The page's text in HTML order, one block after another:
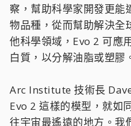
察，幫助科學家開發更能
物品種，從而幫助解決全
他科學領域，Evo 2 可應
白質，以分解油脂或塑膠
Arc Institute 技術長
Evo 2 這樣的模型，就如
往宇宙最遙遠的地方。我